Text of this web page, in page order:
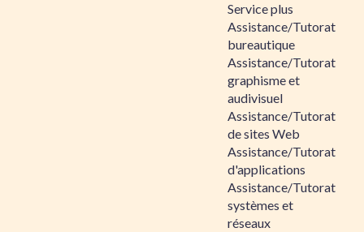
Service plus
Assistance/Tutorat
bureautique
Assistance/Tutorat
graphisme et
audivisuel
Assistance/Tutorat
de sites Web
Assistance/Tutorat
d'applications
Assistance/Tutorat
systèmes et
réseaux